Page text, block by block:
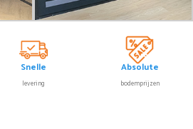
Snelle
levering
Absolute
bodemprijzen